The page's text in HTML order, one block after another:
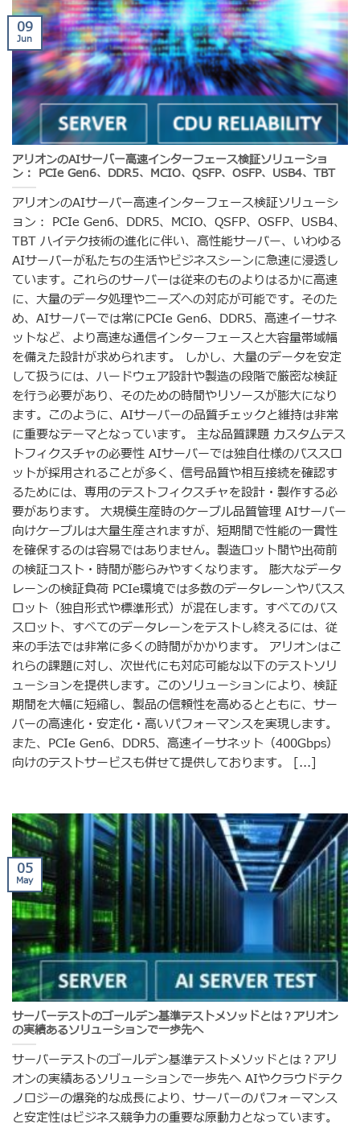
アリオンのAIサーバー高速インターフェース検証ソリューショ
ン： PCIe Gen6、DDR5、MCIO、QSFP、OSFP、USB4、TBT
アリオンのAIサーバー高速インターフェース検証ソリューシ
ョン： PCIe Gen6、DDR5、MCIO、QSFP、OSFP、USB4、
TBT ハイテク技術の進化に伴い、高性能サーバー、いわゆる
AIサーバーが私たちの生活やビジネスシーンに急速に浸透し
ています。これらのサーバーは従来のものよりはるかに高速
に、大量のデータ処理やニーズへの対応が可能です。そのた
め、AIサーバーでは常にPCIe Gen6、DDR5、高速イーサネ
ットなど、より高速な通信インターフェースと大容量帯域幅
を備えた設計が求められます。 しかし、大量のデータを安定
して扱うには、ハードウェア設計や製造の段階で厳密な検証
を行う必要があり、そのための時間やリソースが膨大になり
ます。このように、AIサーバーの品質チェックと維持は非常
に重要なテーマとなっています。 主な品質課題 カスタムテス
トフィクスチャの必要性 AIサーバーでは独自仕様のバススロ
ットが採用されることが多く、信号品質や相互接続を確認す
るためには、専用のテストフィクスチャを設計・製作する必
要があります。 大規模生産時のケーブル品質管理 AIサーバー
向けケーブルは大量生産されますが、短期間で性能の一貫性
を確保するのは容易ではありません。製造ロット間や出荷前
の検証コスト・時間が膨らみやすくなります。 膨大なデータ
レーンの検証負荷 PCIe環境では多数のデータレーンやバスス
ロット（独自形式や標準形式）が混在します。すべてのバス
スロット、すべてのデータレーンをテストし終えるには、従
来の手法では非常に多くの時間がかかります。 アリオンはこ
れらの課題に対し、次世代にも対応可能な以下のテストソリ
ューションを提供します。このソリューションにより、検証
期間を大幅に短縮し、製品の信頼性を高めるとともに、サー
バーの高速化・安定化・高いパフォーマンスを実現します。
また、PCIe Gen6、DDR5、高速イーサネット（400Gbps）
向けのテストサービスも併せて提供しております。 [...]
09
Jun
サーバーテストのゴールデン基準テストメソッドとは？アリオン
の実績あるソリューションで一歩先へ
サーバーテストのゴールデン基準テストメソッドとは？アリ
オンの実績あるソリューションで一歩先へ AIやクラウドテク
ノロジーの爆発的な成長により、サーバーのパフォーマンス
と安定性はビジネス競争力の重要な原動力となっています。
05
May